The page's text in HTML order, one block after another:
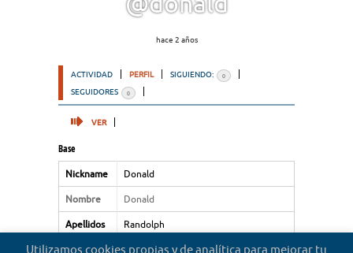
hace 2 años
ACTIVIDAD PERFIL SIGUIENDO: 0
SEGUIDORES 0
VER
Base
Nickname Donald
Nombre Donald
Apellidos Randolph
Tipo de
Utilizamos cookies propias y de analítica para mejorar tu